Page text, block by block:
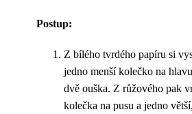
Postup:
Z bílého tvrdého papíru si
jedno menší kolečko na
dvě ouška. Z růžového pak
kolečka na pusu a jedno